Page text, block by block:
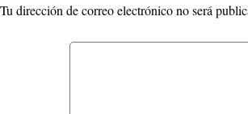
Tu dirección de correo electrónico no será